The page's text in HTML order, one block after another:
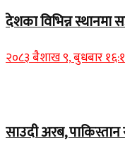
देशका विभिन्न स्थानमा
२०८३ बैशाख ९, बुधबार
साउदी अरब, पाकिस्तान